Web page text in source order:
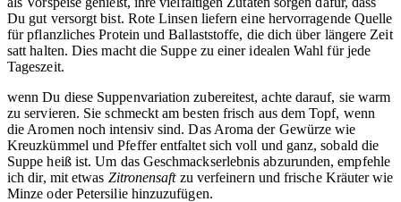
Du gut versorgt bist. Rote Linsen liefern eine hervorragende Quelle
für pflanzliches Protein und Ballaststoffe, die dich über längere Zeit
satt halten. Dies macht die Suppe zu einer idealen Wahl für jede
Tageszeit.
wenn Du diese Suppenvariation zubereitest, achte darauf, sie warm
zu servieren. Sie schmeckt am besten frisch aus dem Topf, wenn
die Aromen noch intensiv sind. Das Aroma der Gewürze wie
Kreuzkümmel und Pfeffer entfaltet sich voll und ganz, sobald die
Suppe heiß ist. Um das Geschmackserlebnis abzurunden, empfehle
ich dir, mit etwas Zitronensaftzu verfeinern und frische Kräuter wie
Minze oder Petersilie hinzuzufügen.